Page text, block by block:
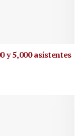
y 5,000 asistentes